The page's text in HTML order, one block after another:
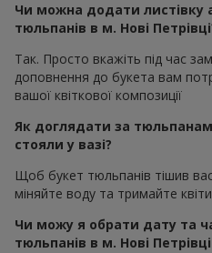
Чи можна додати листівку
тюльпанів в м. Нові
Так. Просто вкажіть під час
доповнення до букета вам
вашої квіткової композиції
Як доглядати за
стояли у вазі?
Щоб букет тюльпанів тішив
міняйте воду та тримайте
Чи можу я обрати дату та
тюльпанів в м. Нові